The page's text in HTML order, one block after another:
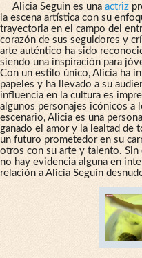
Alicia Seguin es una actriz
la escena artística con su
trayectoria en el campo del
corazón de sus seguidores y
arte auténtico ha sido
siendo una inspiración para
Con un estilo único, Alicia ha
papeles y ha llevado a su
influencia en la cultura es
algunos personajes icónicos a
escenario, Alicia es una
ganado el amor y la lealtad de
un futuro prometedor en su
otros con su arte y talento. Sin
no hay evidencia alguna en
relación a Alicia Seguin